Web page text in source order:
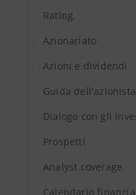
Rating
Azionariato
Azioni e dividendi
Guida dell'azionista
Dialogo con gli
Prospetti
Analyst coverage
Calendario